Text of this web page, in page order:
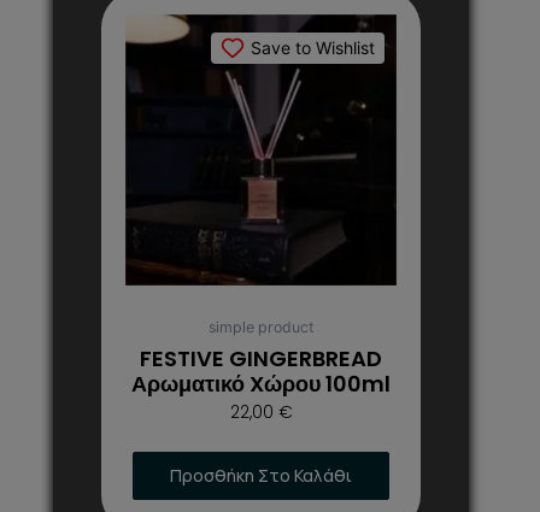
Save to Wishlist
simple product
FESTIVE GINGERBREAD
Αρωματικό Xώρου 100ml
22,00 €
Προσθήκη Στο Καλάθι